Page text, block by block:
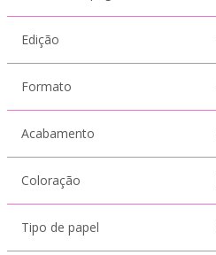
Edição
Formato
Acabamento
Coloração
Tipo de papel